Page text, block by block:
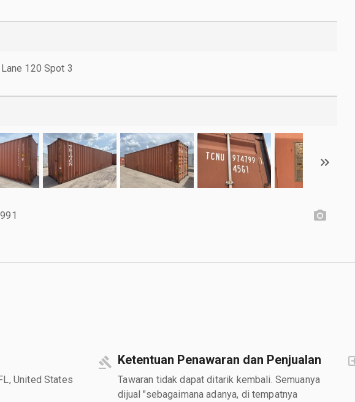
120 Spot 3
United States
Ketentuan Penawaran dan Penjualan
Tawaran tidak dapat ditarik kembali. Semuanya
dijual "sebagaimana adanya, di tempatnya